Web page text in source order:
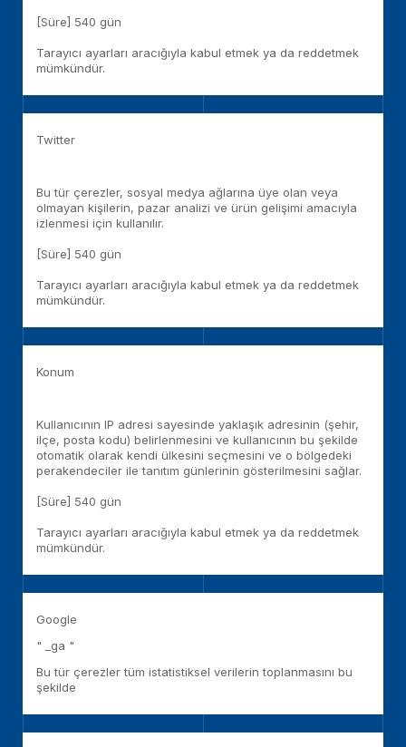
[Süre] 540 gün
Tarayıcı ayarları aracığıyla kabul etmek ya da reddetmek
mümkündür.
Twitter
Bu tür çerezler, sosyal medya ağlarına üye olan veya
olmayan kişilerin, pazar analizi ve ürün gelişimi amacıyla
izlenmesi için kullanılır.
[Süre] 540 gün
Tarayıcı ayarları aracığıyla kabul etmek ya da reddetmek
mümkündür.
Konum
Kullanıcının IP adresi sayesinde yaklaşık adresinin (şehir,
ilçe, posta kodu) belirlenmesini ve kullanıcının bu şekilde
otomatik olarak kendi ülkesini seçmesini ve o bölgedeki
perakendeciler ile tanıtım günlerinin gösterilmesini sağlar.
[Süre] 540 gün
Tarayıcı ayarları aracığıyla kabul etmek ya da reddetmek
mümkündür.
Google
" _ga "
Bu tür çerezler tüm istatistiksel verilerin toplanmasını bu
şekilde